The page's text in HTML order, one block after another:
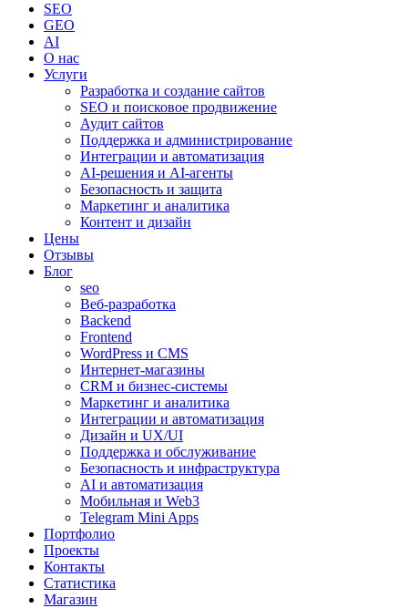
SEO
GEO
AI
О нас
Услуги
Разработка и создание сайтов
SEO и поисковое продвижение
Аудит сайтов
Поддержка и администрирование
Интеграции и автоматизация
AI-решения и AI-агенты
Безопасность и защита
Маркетинг и аналитика
Контент и дизайн
Цены
Отзывы
Блог
seo
Веб-разработка
Backend
Frontend
WordPress и CMS
Интернет-магазины
CRM и бизнес-системы
Маркетинг и аналитика
Интеграции и автоматизация
Дизайн и UX/UI
Поддержка и обслуживание
Безопасность и инфраструктура
AI и автоматизация
Мобильная и Web3
Telegram Mini Apps
Портфолио
Проекты
Контакты
Статистика
Магазин